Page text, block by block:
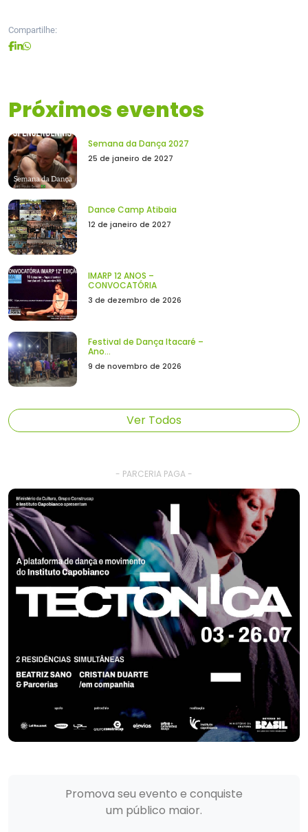
Compartilhe:
Próximos eventos
Semana da Dança 2027
25 de janeiro de 2027
Dance Camp Atibaia
12 de janeiro de 2027
IMARP 12 ANOS –
CONVOCATÓRIA
3 de dezembro de 2026
Festival de Dança Itacaré –
Ano...
9 de novembro de 2026
Ver Todos
- PARCERIA PAGA -
Promova seu evento e conquiste
um público maior.